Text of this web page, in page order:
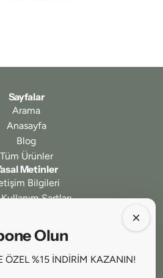
Sayfalar
Arama
Anasayfa
Blog
Tüm Ürünler
Metinler
Bilgileri
Şartları
ve İade Koşulları
ve Teslimat
Satış Sözleşmesi
Olun
ÖZEL %15 İNDİRİM KAZANIN!